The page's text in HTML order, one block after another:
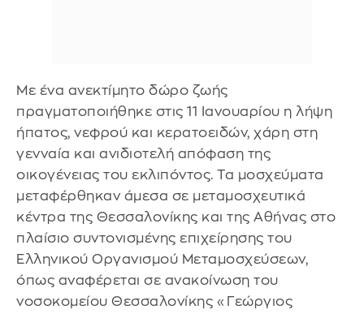
Με ένα ανεκτίμητο δώρο ζωής
πραγματοποιήθηκε στις 11 Ιανουαρίου η λήψη
ήπατος, νεφρού και κερατοειδών, χάρη στη
γενναία και ανιδιοτελή απόφαση της
οικογένειας του εκλιπόντος. Τα μοσχεύματα
μεταφέρθηκαν άμεσα σε μεταμοσχευτικά
κέντρα της Θεσσαλονίκης και της Αθήνας στο
πλαίσιο συντονισμένης επιχείρησης του
Ελληνικού Οργανισμού Μεταμοσχεύσεων,
όπως αναφέρεται σε ανακοίνωση του
νοσοκομείου Θεσσαλονίκης «Γεώργιος